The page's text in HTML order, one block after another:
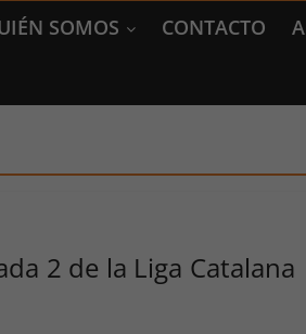
SOMOS CONTACTO
2 de la Liga Catalana